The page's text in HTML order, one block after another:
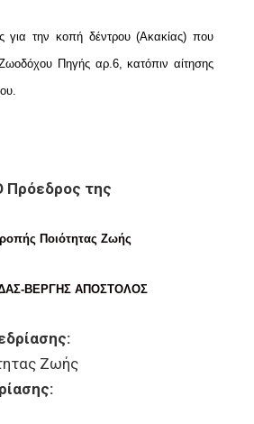
την κοπή δέντρου (Ακακίας) που
Πηγής αρ.6, κατόπιν αίτησης
Πρόεδρος της
Ποιότητας Ζωής
ΒΕΡΓΗΣ ΑΠΟΣΤΟΛΟΣ
Ζωής